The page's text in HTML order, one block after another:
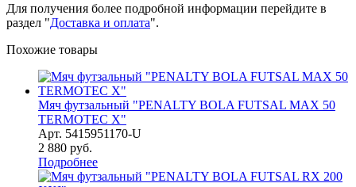
Для получения более подробной информации перейдите в
раздел "Доставка и оплата".
Похожие товары
Мяч футзальный "PENALTY BOLA FUTSAL MAX 50
TERMOTEC X"
Арт. 5415951170-U
2 880 руб.
Подробнее